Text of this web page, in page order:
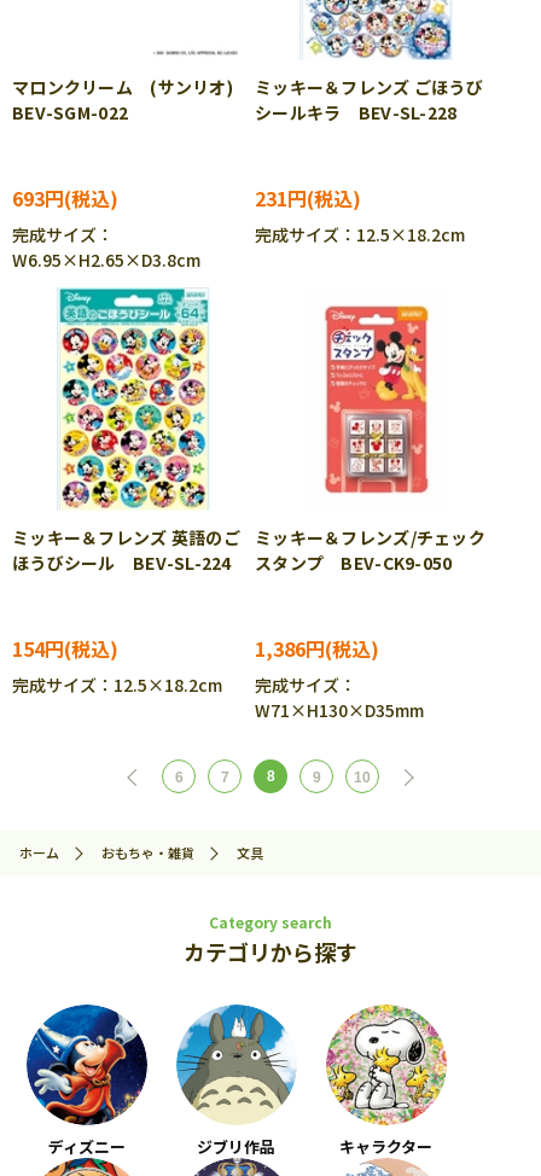
マロンクリーム (サンリオ)
BEV-SGM-022
693円
完成サイズ：
W6.95×H2.65×D3.8cm
ミッキー＆フレンズ ごほうび
シールキラ BEV-SL-228
231円
完成サイズ：12.5×18.2cm
ミッキー＆フレンズ 英語のご
ほうびシール BEV-SL-224
154円
完成サイズ：12.5×18.2cm
ミッキー＆フレンズ/チェック
スタンプ BEV-CK9-050
1,386円
完成サイズ：
W71×H130×D35mm
6 7 8 9 10
ホーム おもちゃ・雑貨 文具
Category search
カテゴリから探す
ディズニー ジブリ作品 キャラクター